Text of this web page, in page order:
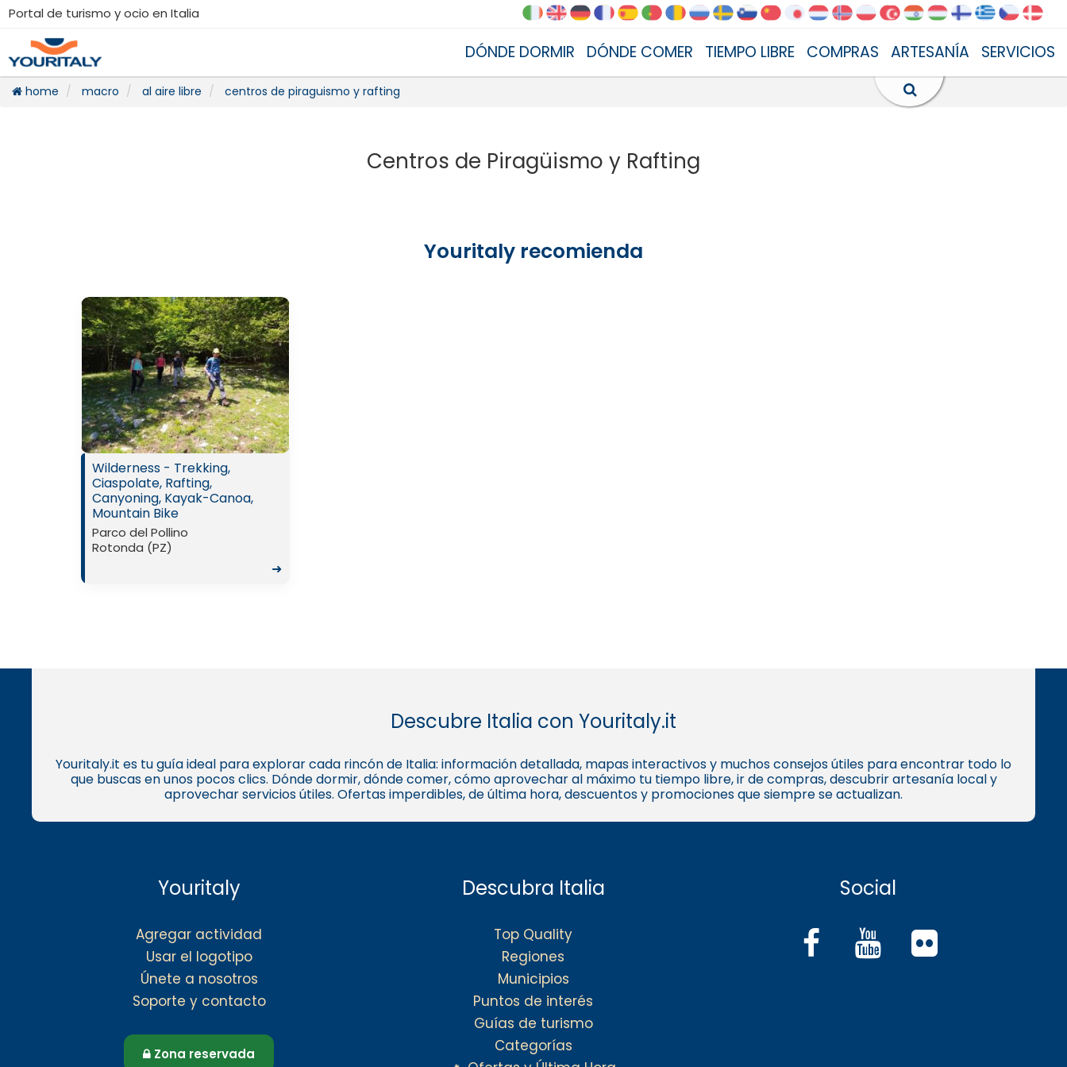
Portal de turismo y ocio en Italia
DÓNDE DORMIR DÓNDE COMER TIEMPO LIBRE COMPRAS ARTESANÍA SERVICIOS
home macro al aire libre centros de piraguismo y rafting
Centros de Piragüismo y Rafting
Youritaly recomienda
Wilderness - Trekking,
Ciaspolate, Rafting,
Canyoning, Kayak-Canoa,
Mountain Bike
Parco del Pollino
Rotonda (PZ)
➜
Descubre Italia con Youritaly.it
Youritaly.it es tu guía ideal para explorar cada rincón de Italia: información detallada, mapas interactivos y muchos consejos útiles para encontrar todo lo
que buscas en unos pocos clics. Dónde dormir, dónde comer, cómo aprovechar al máximo tu tiempo libre, ir de compras, descubrir artesanía local y
aprovechar servicios útiles. Ofertas imperdibles, de última hora, descuentos y promociones que siempre se actualizan.
Youritaly
Agregar actividad
Usar el logotipo
Únete a nosotros
Soporte y contacto
Zona reservada
Descubra Italia
Top Quality
Regiones
Municipios
Puntos de interés
Guías de turismo
Categorías
Social